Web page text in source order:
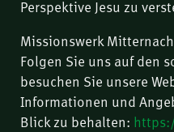
Perspektive Jesu zu
Missionswerk
Folgen Sie uns auf den
besuchen Sie unsere
Informationen und
Blick zu behalten: